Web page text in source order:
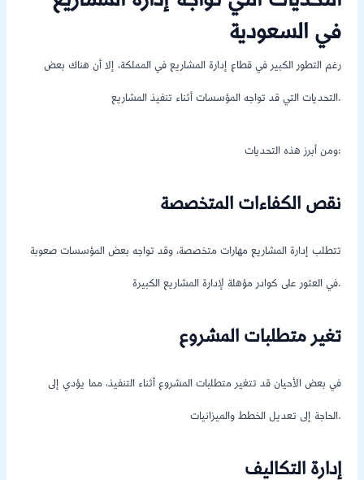
في السعودية
رغم التطور الكبير في قطاع إدارة المشاريع في المملكة، إلا أن هناك بعض
التحديات التي قد تواجه المؤسسات أثناء تنفيذ المشاريع.
ومن أبرز هذه التحديات:
نقص الكفاءات المتخصصة
تتطلب إدارة المشاريع مهارات متخصصة، وقد تواجه بعض المؤسسات صعوبة
في العثور على كوادر مؤهلة لإدارة المشاريع الكبيرة.
تغير متطلبات المشروع
في بعض الأحيان قد تتغير متطلبات المشروع أثناء التنفيذ، مما يؤدي إلى
الحاجة إلى تعديل الخطط والميزانيات.
إدارة التكاليف